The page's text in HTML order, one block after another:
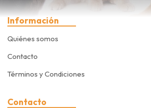
Información
Quiénes somos
Contacto
Términos y Condiciones
Contacto